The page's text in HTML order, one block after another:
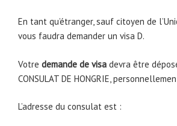
En tant qu’étranger, sauf citoyen de
vous faudra demander un visa D.
Votre demande de visa devra être
CONSULAT DE HONGRIE,
L’adresse du consulat est :